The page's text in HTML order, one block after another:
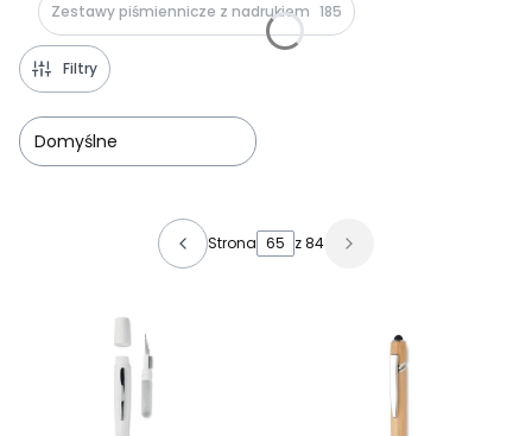
Zestawy piśmiennicze z nadrukiem 185
Filtry
Domyślne
Lista produktów
Strona z 84